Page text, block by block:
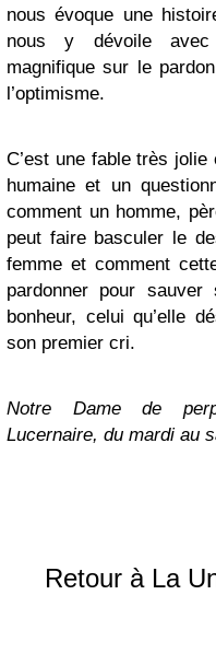
nous évoque une
nous y dévoile avec
magnifique sur le
l’optimisme.
C’est une fable très
humaine et un
comment un homme,
peut faire basculer le
femme et comment
pardonner pour
bonheur, celui qu’elle
son premier cri.
Notre Dame de
Lucernaire, du mardi au
Retour à La